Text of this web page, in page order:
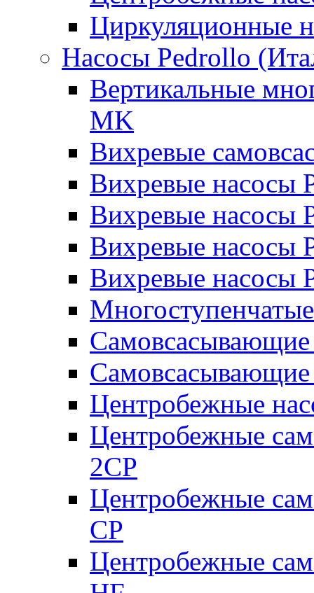
Циркуляционные
Насосы Pedrollo
Вертикальные
MK
Вихревые
Вихревые насосы
Вихревые насосы
Вихревые насосы
Вихревые насосы
Самовсасывающие
Центробежные
Центробежные
2CP
Центробежные
CP
Центробежные